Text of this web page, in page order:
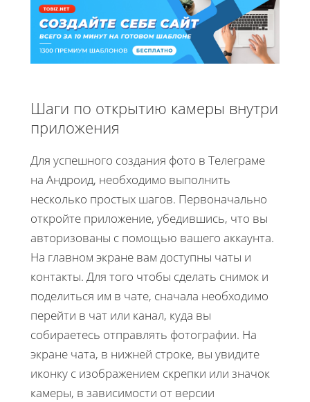
Шаги по открытию камеры внутри
приложения
Для успешного создания фото в Телеграме
на Андроид, необходимо выполнить
несколько простых шагов. Первоначально
откройте приложение, убедившись, что вы
авторизованы с помощью вашего аккаунта.
На главном экране вам доступны чаты и
контакты. Для того чтобы сделать снимок и
поделиться им в чате, сначала необходимо
перейти в чат или канал, куда вы
собираетесь отправлять фотографии. На
экране чата, в нижней строке, вы увидите
иконку с изображением скрепки или значок
камеры, в зависимости от версии